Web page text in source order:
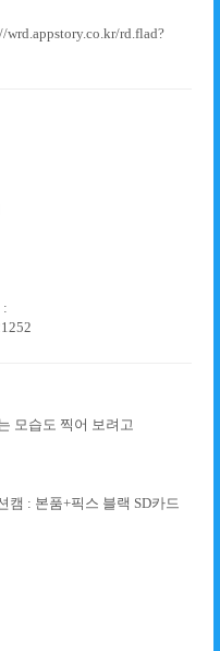
rd.flad?
:
모습도 찍어 보려고
캠 : 본품+픽스 블랙 SD카드